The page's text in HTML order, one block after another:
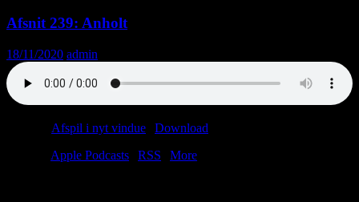
Afsnit 239: Anholt
18/11/2020 admin
Afspil i nyt vindue Download
Apple Podcasts RSS
More